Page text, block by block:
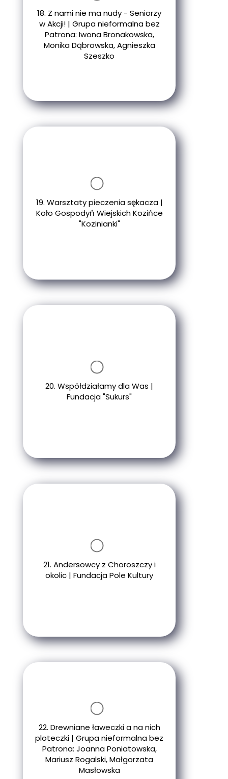
18. Z nami nie ma nudy - Seniorzy
w Akcji! | Grupa nieformalna bez
Patrona: Iwona Bronakowska,
Monika Dąbrowska, Agnieszka
Szeszko
19. Warsztaty pieczenia sękacza |
Koło Gospodyń Wiejskich Kozińce
"Kozinianki"
20. Współdziałamy dla Was |
Fundacja "Sukurs"
21. Andersowcy z Choroszczy i
okolic | Fundacja Pole Kultury
22. Drewniane ławeczki a na nich
ploteczki | Grupa nieformalna bez
Patrona: Joanna Poniatowska,
Mariusz Rogalski, Małgorzata
Masłowska